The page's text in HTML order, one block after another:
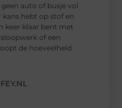
auto of busje vol
hebt op stof en
keer klaar bent met
of een
de hoeveelheid